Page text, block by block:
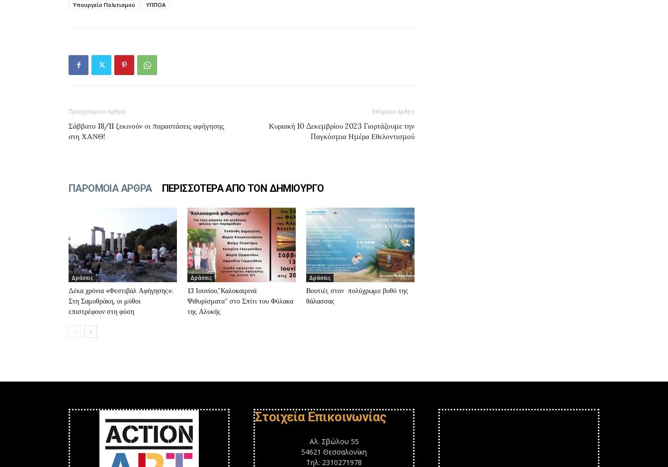
Υπουργείο Πολιτισμού
ΥΠΠΟΑ
Προηγούμενο άρθρο
Σάββατο 18/11 ξεκινούν οι παραστάσεις αφήγησης
στη ΧΑΝΘ!
Επόμενο άρθρο
Κυριακή 10 Δεκεμβρίου 2023 Γιορτάζουμε την
Παγκόσμια Ημέρα Εθελοντισμού
ΠΑΡΟΜΟΙΑ ΑΡΘΡΑ ΠΕΡΙΣΣΟΤΕΡΑ ΑΠΟ ΤΟΝ ΔΗΜΙΟΥΡΓΟ
Δράσεις
Δέκα χρόνια «Φεστιβάλ Αφήγησης»:
Στη Σαμοθράκη, οι μύθοι
επιστρέφουν στη φύση
Δράσεις
13 Ιουνίου,”Καλοκαιρινά
Ψιθυρίσματα” στο Σπίτι του Φύλακα
της Αλυκής
Δράσεις
Βουτιές στον πολύχρωμο βυθό της
θάλασσας
Στοιχεία Επικοινωνίας
Αλ. Σβώλου 55
54621 Θεσσαλονίκη
Τηλ: 2310271978